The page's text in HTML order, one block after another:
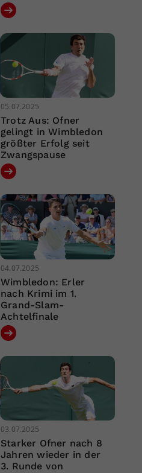
05.07.2025
Trotz Aus: Ofner
gelingt in Wimbledon
größter Erfolg seit
Zwangspause
04.07.2025
Wimbledon: Erler
nach Krimi im 1.
Grand-Slam-
Achtelfinale
03.07.2025
Starker Ofner nach 8
Jahren wieder in der
3. Runde von